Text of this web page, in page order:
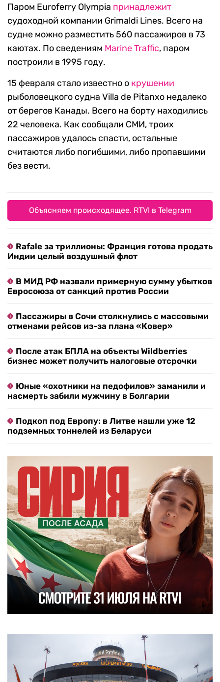
Паром Euroferry Olympia принадлежит
судоходной компании Grimaldi Lines. Всего на
судне можно разместить 560 пассажиров в 73
каютах. По сведениям Marine Traffic, паром
построили в 1995 году.
15 февраля стало известно о крушении
рыболовецкого судна Villa de Pitanxo недалеко
от берегов Канады. Всего на борту находились
22 человека. Как сообщали СМИ, троих
пассажиров удалось спасти, остальные
считаются либо погибшими, либо пропавшими
без вести.
Объясняем происходящее. RTVI в Telegram
Rafale за триллионы: Франция готова продать
Индии целый воздушный флот
В МИД РФ назвали примерную сумму убытков
Евросоюза от санкций против России
Пассажиры в Сочи столкнулись с массовыми
отменами рейсов из-за плана «Ковер»
После атак БПЛА на объекты Wildberries
бизнес может получить налоговые отсрочки
Юные «охотники на педофилов» заманили и
насмерть забили мужчину в Болгарии
Подкоп под Европу: в Литве нашли уже 12
подземных тоннелей из Беларуси